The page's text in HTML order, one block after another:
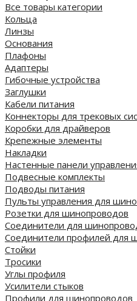
Все товары категории
Кольца
Линзы
Основания
Плафоны
Адаптеры
Гибочные устройства
Заглушки
Кабели питания
Коннекторы для трековых
Коробки для драйверов
Крепежные элементы
Накладки
Настенные панели
Подвесные комплекты
Подводы питания
Пульты управления для
Розетки для шинопроводов
Соединители для
Соединители профилей для
Стойки
Тросики
Углы профиля
Усилители стыков
Профили для шинопроводов